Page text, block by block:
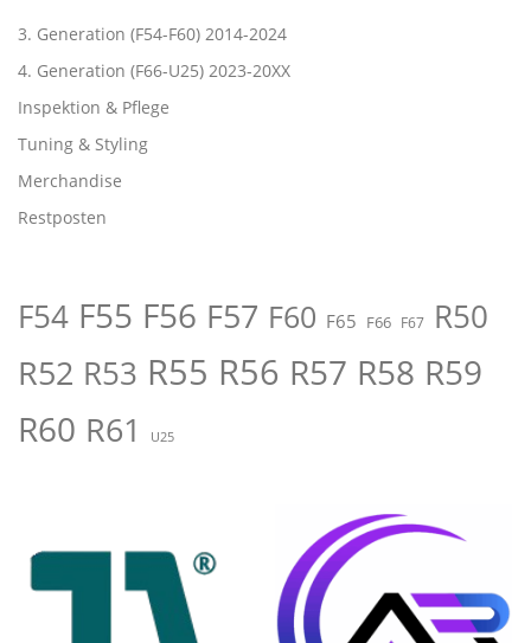
3. Generation (F54-F60) 2014-2024
4. Generation (F66-U25) 2023-20XX
Inspektion & Pflege
Tuning & Styling
Merchandise
Restposten
F54 F55 F56 F57 F60 F65 F66 F67 R50
R52 R53 R55 R56 R57 R58 R59
R60 R61 U25